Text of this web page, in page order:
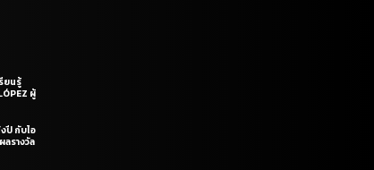
ยนรู้
ผู้
งปี กับไอ
ลรางวัล